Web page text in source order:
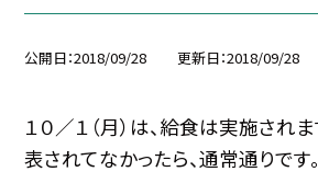
公開日 2018/09/28 更新日 2018/09/28
１０／１（月）は、給食は実施され
表されてなかったら、通常通りです。